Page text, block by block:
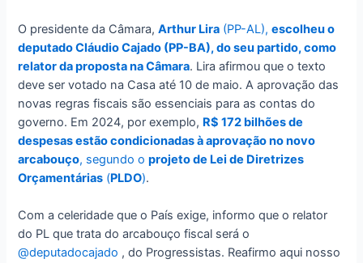
O presidente da Câmara,Arthur Lira (PP-AL),escolheu o
deputado Cláudio Cajado (PP-BA), do seu partido, como
relator da proposta na Câmara. Lira afirmou que o texto
deve ser votado na Casa até 10 de maio. A aprovação das
novas regras fiscais são essenciais para as contas do
governo. Em 2024, por exemplo, R$ 172 bilhões de
despesas estão condicionadas à aprovação no novo
arcabouço, segundo oprojeto de Lei de Diretrizes
Orçamentárias (PLDO).
Com a celeridade que o País exige, informo que o relator
do PL que trata do arcabouço fiscal será o
@deputadocajado , do Progressistas. Reafirmo aqui nosso